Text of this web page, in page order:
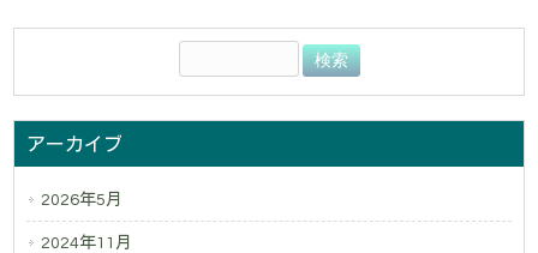
アーカイブ
2026年5月
2024年11月